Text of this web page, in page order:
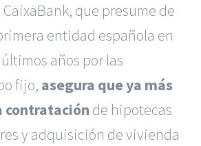
CaixaBank, que presume de
entidad española en
años por las
fijo, asegura que ya más
contratación de hipotecas
y adquisición de vivienda